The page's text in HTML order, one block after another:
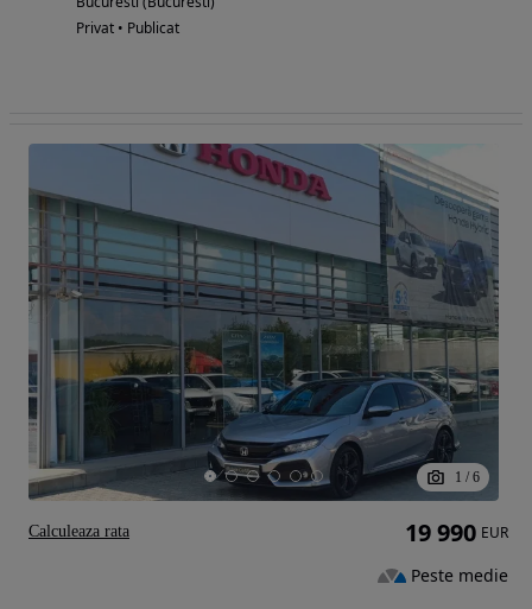
Privat • Publicat
1 / 6
19 990 EUR
Peste medie
Calculeaza rata